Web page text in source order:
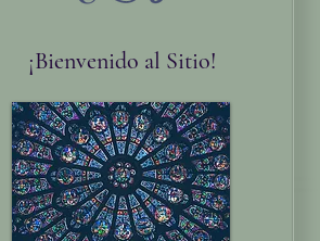
¡Bienvenido al Sitio!